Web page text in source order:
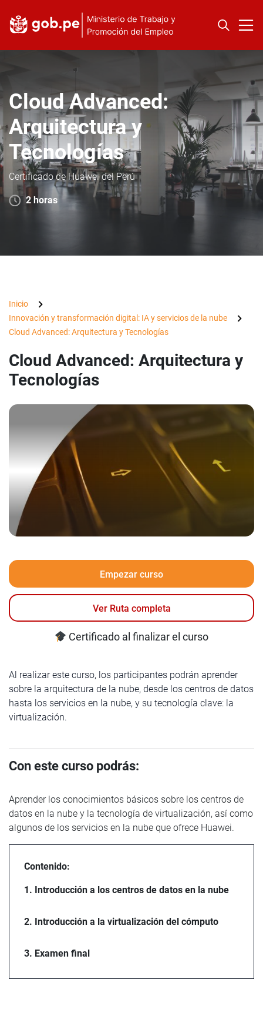
Cloud Advanced:
Arquitectura y
Tecnologías
Certificado de Huawei del Perú
2 horas
Inicio
Innovación y transformación digital: IA y servicios de la nube
Cloud Advanced: Arquitectura y Tecnologías
Cloud Advanced: Arquitectura y
Tecnologías
Empezar curso
Ver Ruta completa
Certificado al finalizar el curso
Al realizar este curso, los participantes podrán aprender
sobre la arquitectura de la nube, desde los centros de datos
hasta los servicios en la nube, y su tecnología clave: la
virtualización.
Con este curso podrás:
Aprender los conocimientos básicos sobre los centros de
datos en la nube y la tecnología de virtualización, así como
algunos de los servicios en la nube que ofrece Huawei.
Contenido:
1. Introducción a los centros de datos en la nube
2. Introducción a la virtualización del cómputo
3. Examen final